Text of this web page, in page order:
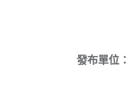
發布單位：